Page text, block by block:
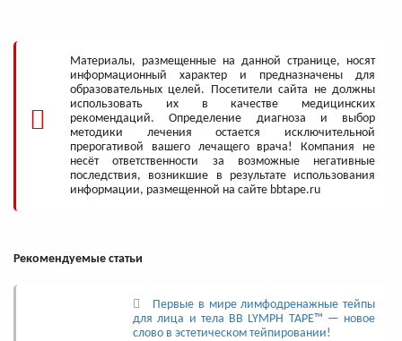
Материалы, размещенные на данной странице, носят
информационный характер и предназначены для
образовательных целей. Посетители сайта не должны
использовать их в качестве медицинских
рекомендаций. Определение диагноза и выбор
методики лечения остается исключительной
прерогативой вашего лечащего врача! Компания не
несёт ответственности за возможные негативные
последствия, возникшие в результате использования
информации, размещенной на сайте bbtape.ru
Рекомендуемые статьи
Первые в мире лимфодренажные тейпы
для лица и тела BB LYMPH TAPE™ — новое
слово в эстетическом тейпировании!